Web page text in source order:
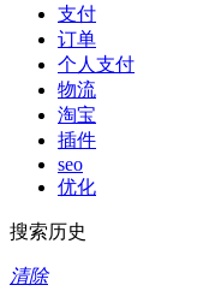
支付
订单
个人支付
物流
淘宝
插件
seo
优化
搜索历史
清除